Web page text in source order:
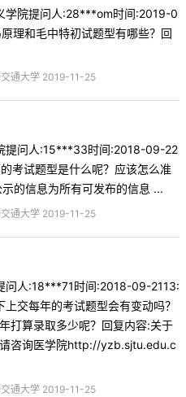
学院提问人:28***om时间:2019-0
理和毛中特初试题型有哪些？回
通大学 2019-11-25
提问人:15***33时间:2018-09-22
考试题型是什么呢？应该怎么准
的信息为所有可发布的信息 ...
通大学 2019-11-25
问人:18***71时间:2018-09-2113:
交每年的考试题型会有变动吗？
打算录取多少呢？回复内容:关于
咨询医学院http://yzb.sjtu.edu.c
通大学 2019-11-25